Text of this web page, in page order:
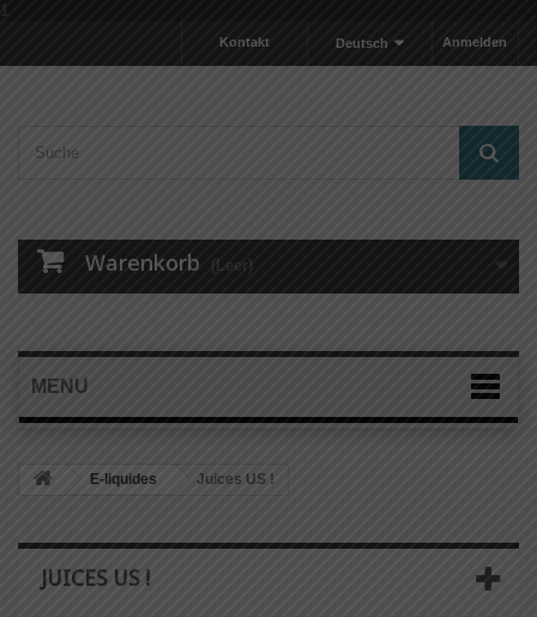
1
Anmelden
Deutsch
Kontakt
Warenkorb (Leer)
MENU
E-liquides Juices US !
JUICES US !